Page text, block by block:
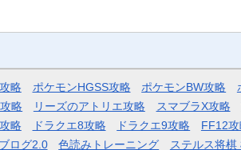
略 ポケモンHGSS攻略 ポケモンBW攻略
略 リーズのアトリエ攻略 スマブラX攻略
略 ドラクエ8攻略 ドラクエ9攻略 FF12
ログ2.0 色読みトレーニング ステルス将棋